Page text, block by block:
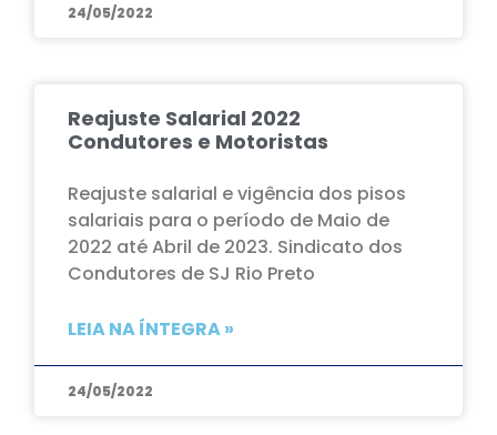
24/05/2022
Reajuste Salarial 2022
Condutores e Motoristas
Reajuste salarial e vigência dos pisos
salariais para o período de Maio de
2022 até Abril de 2023. Sindicato dos
Condutores de SJ Rio Preto
LEIA NA ÍNTEGRA »
24/05/2022